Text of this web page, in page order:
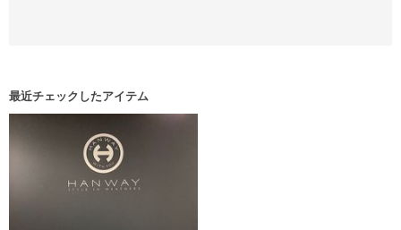
最近チェックしたアイテム